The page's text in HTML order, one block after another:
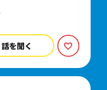
話を聞く